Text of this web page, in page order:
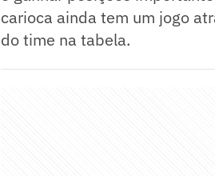
carioca ainda tem um jogo
do time na tabela.